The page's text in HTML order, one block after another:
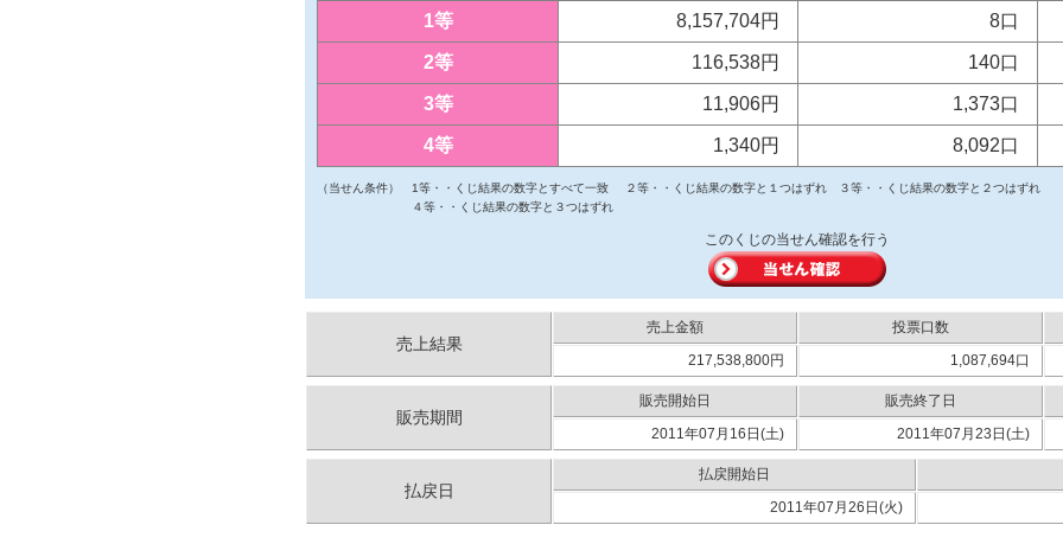
1等 8,157,704円 8口
2等 116,538円 140口
3等 11,906円 1,373口
4等 1,340円 8,092口
（当せん条件） 1等・・くじ結果の数字とすべて一致 ２等・・くじ結果の数字と１つはずれ
３等・・くじ結果の数字と２つはずれ
４等・・くじ結果の数字と３つはずれ
このくじの当せん確認を行う
売上結果
売上金額 投票口数
217,538,800円
1,087,694口
販売期間
販売開始日 販売終了日
2011年07月16日(土)
2011年07月23日(土)
払戻日
払戻開始日
2011年07月26日(火)